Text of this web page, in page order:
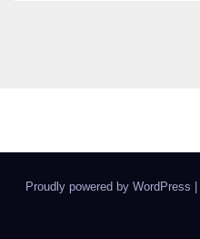
Proudly powered by WordPress